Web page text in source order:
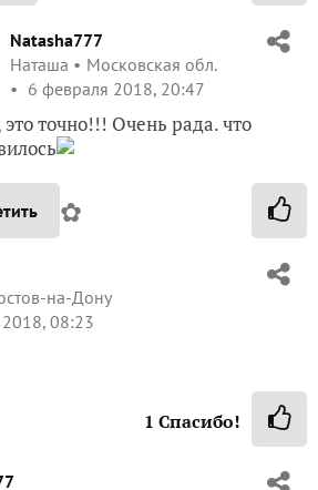
Natasha777
Наташа
Московская обл.
6 февраля 2018, 20:47
это точно!!! Очень рада. что
✿
на-Дону
08:23
1 Спасибо!